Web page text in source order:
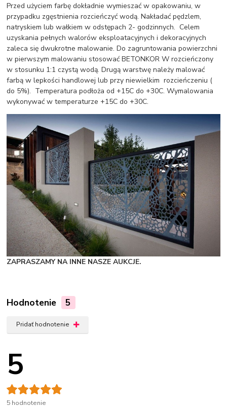
Przed użyciem farbę dokładnie wymieszać w opakowaniu, w
przypadku zgęstnienia rozcieńczyć wodą. Nakładać pędzlem,
natryskiem lub wałkiem w odstępach 2- godzinnych. Celem
uzyskania pełnych walorów eksploatacyjnych i dekoracyjnych
zaleca się dwukrotne malowanie. Do zagruntowania powierzchni
w pierwszym malowaniu stosować BETONKOR W rozcieńczony
w stosunku 1:1 czystą wodą. Drugą warstwę należy malować
farbą w lepkości handlowej lub przy niewielkim rozcieńczeniu (
do 5%). Temperatura podłoża od +15C do +30C. Wymalowania
wykonywać w temperaturze +15C do +30C.
ZAPRASZAMY NA INNE NASZE AUKCJE.
Hodnotenie 5
Pridať hodnotenie
5
5 hodnotenie